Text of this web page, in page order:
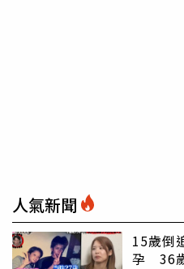
人氣新聞
15歲倒
孕 36